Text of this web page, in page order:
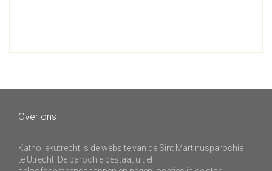
Over ons
Katholiekutrecht is de website van de Sint Martinusparochie
te Utrecht. De parochie bestaat uit elf